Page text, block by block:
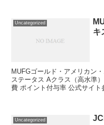
Uncategorized
キ
MUFGゴールド・アメリカン
ステータス Aクラス（高水準
費 ポイント付与率 公式サイ
Uncategorized